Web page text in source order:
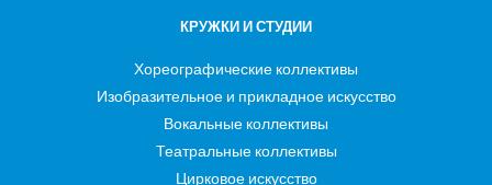
КРУЖКИ И СТУДИИ
Хореографические коллективы
Изобразительное и прикладное искусство
Вокальные коллективы
Театральные коллективы
Цирковое искусство